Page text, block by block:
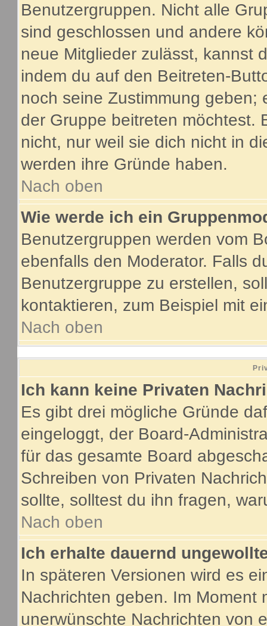
Benutzergruppen. Nicht alle
sind geschlossen und andere
neue Mitglieder zulässt, kannst
indem du auf den Beitreten-
noch seine Zustimmung geben;
der Gruppe beitreten möchtest.
nicht, nur weil sie dich nicht in
werden ihre Gründe haben.
Nach oben
Wie werde ich ein
Benutzergruppen werden vom
ebenfalls den Moderator. Falls
Benutzergruppe zu erstellen,
kontaktieren, zum Beispiel mit
Nach oben
Ich kann keine Privaten
Es gibt drei mögliche Gründe
eingeloggt, der Board-
für das gesamte Board
Schreiben von Privaten
sollte, solltest du ihn fragen,
Nach oben
Ich erhalte dauernd
In späteren Versionen wird es
Nachrichten geben. Im Moment
unerwünschte Nachrichten von